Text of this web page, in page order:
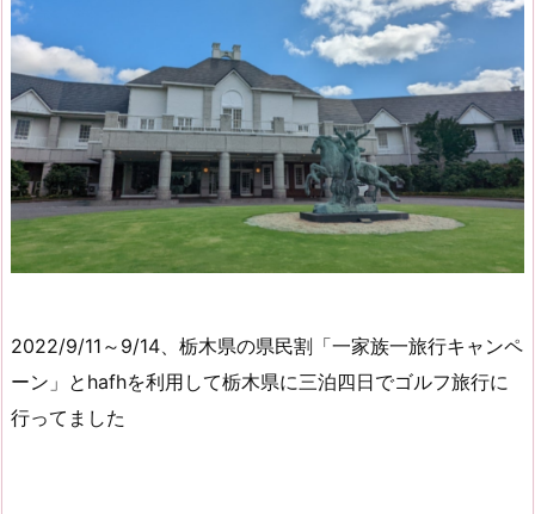
2022/9/11～9/14、栃木県の県民割「一家族一旅行キャンペ
ーン」とhafhを利用して栃木県に三泊四日でゴルフ旅行に
行ってました